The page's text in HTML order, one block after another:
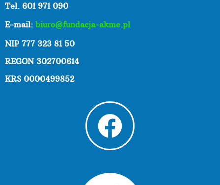
Tel. 601 971 090
E-mail: biuro@fundacja-akme.pl
NIP 777 323 81 50
REGON 302700614
KRS 0000499852